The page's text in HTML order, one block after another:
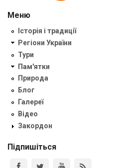
Меню
Історія і традиції
Регіони України
Тури
Пам'ятки
Природа
Блог
Галереї
Відео
Закордон
Підпишіться